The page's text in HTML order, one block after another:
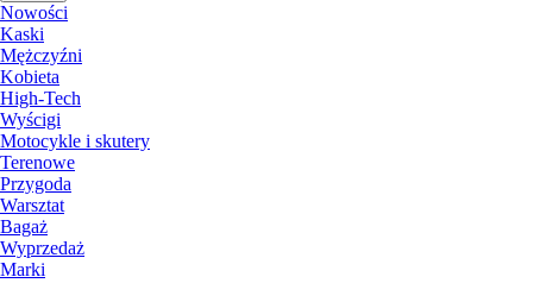
Nowości
Kaski
Mężczyźni
Kobieta
High-Tech
Wyścigi
Motocykle i skutery
Terenowe
Przygoda
Warsztat
Bagaż
Wyprzedaż
Marki